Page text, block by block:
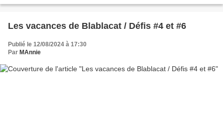
Les vacances de Blablacat / Défis #4 et #6
Publié le 12/08/2024 à 17:30
Par MAnnie